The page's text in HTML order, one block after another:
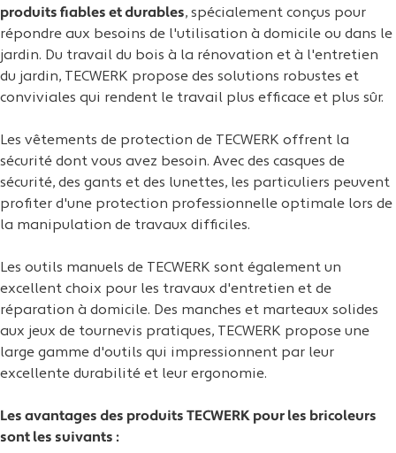
produits fiables et durables, spécialement conçus pour
répondre aux besoins de l'utilisation à domicile ou dans le
jardin. Du travail du bois à la rénovation et à l'entretien
du jardin, TECWERK propose des solutions robustes et
conviviales qui rendent le travail plus efficace et plus sûr.
Les vêtements de protection de TECWERK offrent la
sécurité dont vous avez besoin. Avec des casques de
sécurité, des gants et des lunettes, les particuliers peuvent
profiter d'une protection professionnelle optimale lors de
la manipulation de travaux difficiles.
Les outils manuels de TECWERK sont également un
excellent choix pour les travaux d'entretien et de
réparation à domicile. Des manches et marteaux solides
aux jeux de tournevis pratiques, TECWERK propose une
large gamme d'outils qui impressionnent par leur
excellente durabilité et leur ergonomie.
Les avantages des produits TECWERK pour les bricoleurs
sont les suivants :